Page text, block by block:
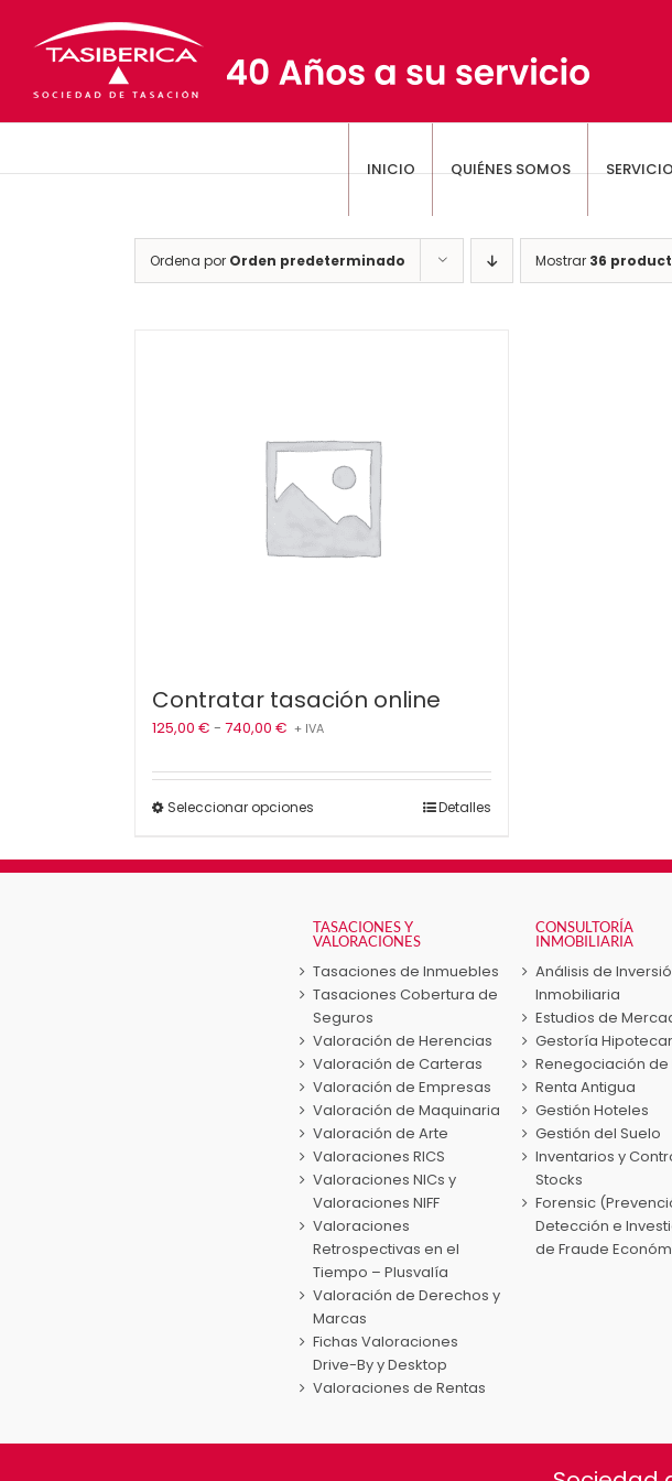
contenido
INICIO QUIÉNES SOMOS
Ordena por Orden predeterminado Mostrar 36
Contratar tasación online
125,00 € - 740,00 € Rango
precios:
125,00 €
740,00 €
+ IVA
Seleccionar opciones
múltiples
Las
opciones
se
pueden
elegir
en
la
página
de
producto
Detalles
TASACIONES Y
VALORACIONES
Tasaciones de Inmuebles
Tasaciones Cobertura de
Seguros
Valoración de Herencias
Valoración de Carteras
Valoración de Empresas
Valoración de Maquinaria
Valoración de Arte
Valoraciones RICS
Valoraciones NICs y
Valoraciones NIFF
Valoraciones
Retrospectivas en el
Tiempo – Plusvalía
Valoración de Derechos y
Marcas
Fichas Valoraciones
Drive-By y Desktop
Valoraciones de Rentas
CONSULTORÍA
INMOBILIARIA
Análisis de
Inmobiliaria
Estudios de
Gestoría
Renegociación de
Renta Antigua
Gestión Hoteles
Gestión del Suelo
Inventarios y
Stocks
Forensic
Detección e
de Fraude